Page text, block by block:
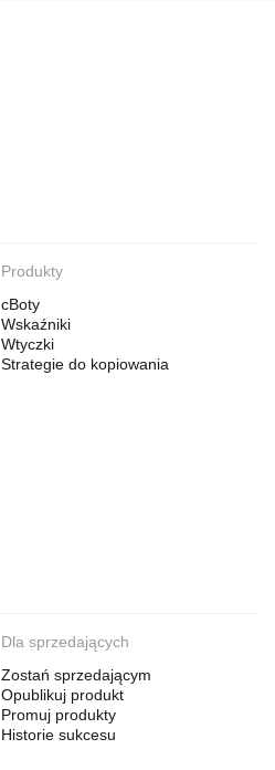
Produkty
cBoty
Wskaźniki
Wtyczki
Strategie do kopiowania
Dla sprzedających
Zostań sprzedającym
Opublikuj produkt
Promuj produkty
Historie sukcesu